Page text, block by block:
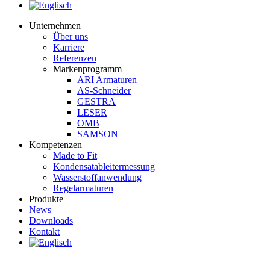
Unternehmen
Über uns
Karriere
Referenzen
Markenprogramm
ARI Armaturen
AS-Schneider
GESTRA
LESER
OMB
SAMSON
Kompetenzen
Made to Fit
Kondensat­ableiter­messung
Wasserstoff­anwendung
Regel­arma­turen
Produkte
News
Downloads
Kontakt